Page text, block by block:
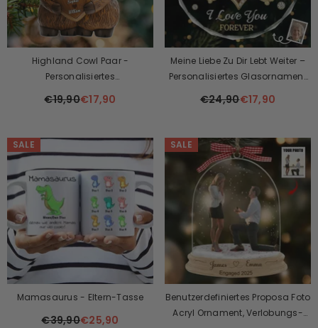
Highland Cowl Paar -
Personalisiertes
€19,90€17,90
Meine Liebe Zu Dir Lebt Weiter –
Personalisiertes Glasornament
Den Verlust
€24,90€17,90
SALE
Mamasaurus - Eltern-Tasse
€39,90€25,90
SALE
Benutzerdefiniertes Proposa Foto
Acryl Ornament, Verlobungs-